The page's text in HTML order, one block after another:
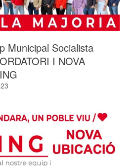
Municipal Socialista
I NOVA